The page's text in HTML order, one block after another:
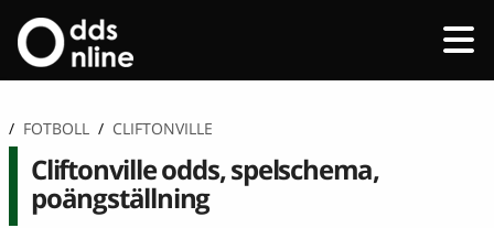
/ FOTBOLL / CLIFTONVILLE
Cliftonville odds, spelschema,
poängställning